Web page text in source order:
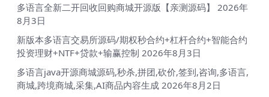
多语言全新二开回收回购商城开源版【亲测源码】
2026年
8月3日
新版本多语言交易所源码/期权秒合约+杠杆合约+智能合约
投资理财+NTF+贷款+输赢控制 2026年8月3日
多语言java开源商城源码,秒杀,拼团,砍价,签到,咨询,多语言,
商城,跨境商城,采集,AI商品内容生成 2026年8月2日